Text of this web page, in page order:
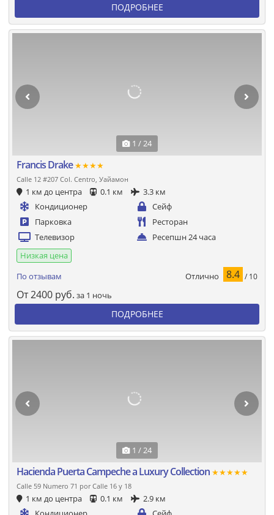
ПОДРОБНЕЕ
1 / 24
Francis Drake★★★★
Calle 12 #207 Col. Centro, Уайамон
1 км до центра 0.1 км
3.3 км
Кондиционер
Сейф
Парковка
Ресторан
Телевизор
Ресепшн 24 часа
Низкая цена
По отзывам
Отлично 8.4 / 10
От2400 руб. за 1 ночь
ПОДРОБНЕЕ
1 / 24
Hacienda Puerta Campeche a Luxury Collection ★★★★★
Calle 59 Numero 71 por Calle 16 y 18
1 км до центра 0.1 км
2.9 км